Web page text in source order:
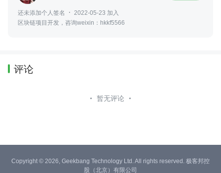
还未添加个人签名
2022-05-23 加入
区块链项目开发，咨询weixin：hkkf5566
评论
暂无评论
Copyright © 2026, Geekbang Technology Ltd. All rights reserved. 极客邦控
股（北京）有限公司